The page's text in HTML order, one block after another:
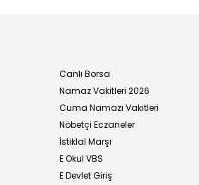
Canlı Borsa
Namaz Vakitleri 2026
Cuma Namazı Vakitleri
Nöbetçi Eczaneler
İstiklal Marşı
E Okul VBS
E Devlet Giriş